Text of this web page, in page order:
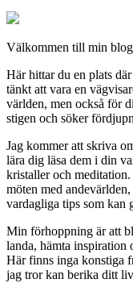
Välkommen till min
Här hittar du en plats
tänkt att vara en
världen, men också för
stigen och söker
Jag kommer att skriva
lära dig läsa dem i din
kristaller och
möten med
vardagliga tips som kan
Min förhoppning är att
landa, hämta inspiration
Här finns inga konstiga
jag tror kan berika ditt